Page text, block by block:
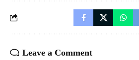
Leave a Comment